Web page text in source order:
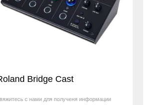
Bridge Cast
с нами для полученя информации